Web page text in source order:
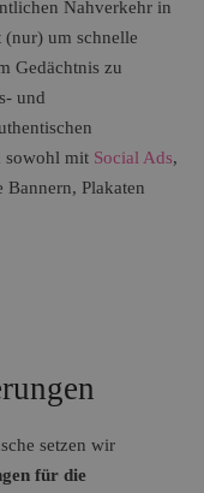
Nahverkehr in
um schnelle
Gedächtnis zu
und
sowohl mit Social Ads,
Bannern, Plakaten
setzen wir
für die